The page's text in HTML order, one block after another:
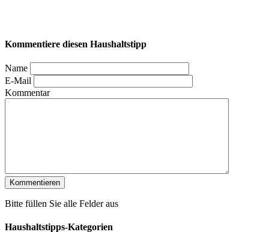
Kommentiere diesen Haushaltstipp
Name
E-Mail
Kommentar
Bitte füllen Sie alle Felder aus
Haushaltstipps-Kategorien